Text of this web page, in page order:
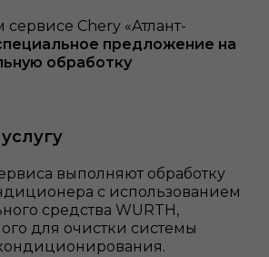
Chery «Атлант-
предложение на
обработку
выполняют обработку
с использованием
средства WURTH,
для очистки системы